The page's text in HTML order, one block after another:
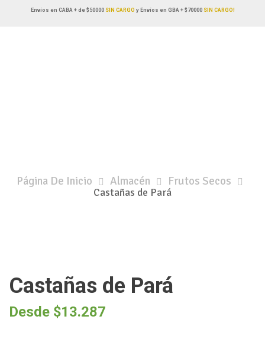
Envíos en CABA + de $50000SIN CARGO y Envíos en GBA + $70000 SIN CARGO!
Página De Inicio Almacén Frutos Secos
Castañas de Pará
Castañas de Pará
Desde $13.287